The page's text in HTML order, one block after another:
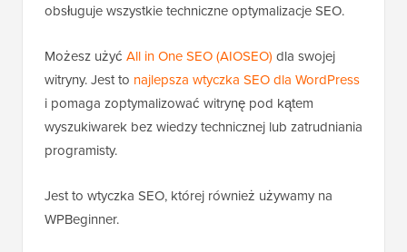
obsługuje wszystkie techniczne optymalizacje SEO.
Możesz użyć All in One SEO (AIOSEO) dla swojej
witryny. Jest to najlepsza wtyczka SEO dla WordPress
i pomaga zoptymalizować witrynę pod kątem
wyszukiwarek bez wiedzy technicznej lub zatrudniania
programisty.
Jest to wtyczka SEO, której również używamy na
WPBeginner.